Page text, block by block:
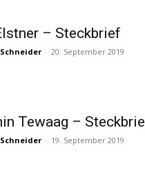
– Steckbrief
- 20. September 2019
Tewaag –
- 19. September 2019